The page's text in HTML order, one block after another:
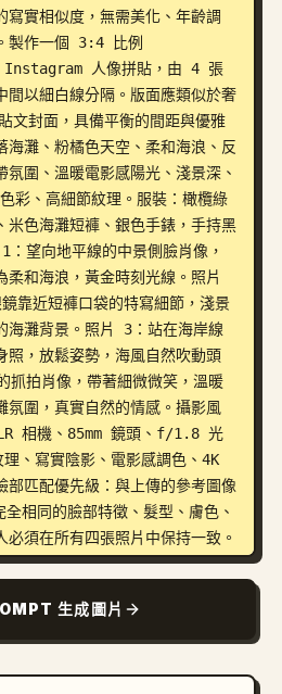
寫實相似度，無需美化、年齡調
製作一個 3:4 比例
Instagram 人像拼貼，由 4 張
間以細白線分隔。版面應類似於奢
封面，具備平衡的間距與優雅
海灘、粉橘色天空、柔和海浪、反
圍、溫暖電影感陽光、淺景深、
彩、高細節紋理。服裝：橄欖綠
米色海灘短褲、銀色手錶，手持黑
望向地平線的中景側臉肖像，
柔和海浪，黃金時刻光線。照片
靠近短褲口袋的特寫細節，淺景
海灘背景。照片 3：站在海岸線
照，放鬆姿勢，海風自然吹動頭
抓拍肖像，帶著細微微笑，溫暖
氛圍，真實自然的情感。攝影風
相機、85mm 鏡頭、f/1.8 光
理、寫實陰影、電影感調色、4K
部匹配優先級：與上傳的參考圖像
相同的臉部特徵、髮型、膚色、
必須在所有四張照片中保持一致。
臉部改變、換臉錯誤、AI 生成的
、重複的人、模糊的臉、低解析
文字、標誌、人工美顏濾鏡、改變
生成圖片